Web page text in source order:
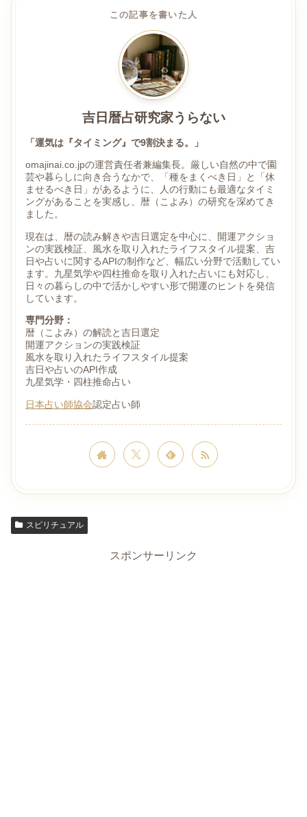
この記事を書いた人
吉日暦占研究家うらない
「運気は『タイミング』で9割決まる。」
omajinai.co.jpの運営責任者兼編集長。厳しい自然の中で園
芸や暮らしに向き合うなかで、「種をまくべき日」と「休
ませるべき日」があるように、人の行動にも最適なタイミ
ングがあることを実感し、暦（こよみ）の研究を深めてき
ました。
現在は、暦の読み解きや吉日選定を中心に、開運アクショ
ンの実践検証、風水を取り入れたライフスタイル提案、吉
日や占いに関するAPIの制作など、幅広い分野で活動してい
ます。九星気学や四柱推命を取り入れた占いにも対応し、
日々の暮らしの中で活かしやすい形で開運のヒントを発信
しています。
専門分野：
暦（こよみ）の解読と吉日選定
開運アクションの実践検証
風水を取り入れたライフスタイル提案
吉日や占いのAPI作成
九星気学・四柱推命占い
日本占い師協会認定占い師
スピリチュアル
スポンサーリンク